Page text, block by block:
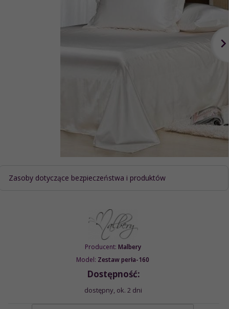
Zasoby dotyczące bezpieczeństwa i produktów
Producent: Malbery
Model: Zestaw perła-160
Dostępność:
dostępny, ok. 2 dni